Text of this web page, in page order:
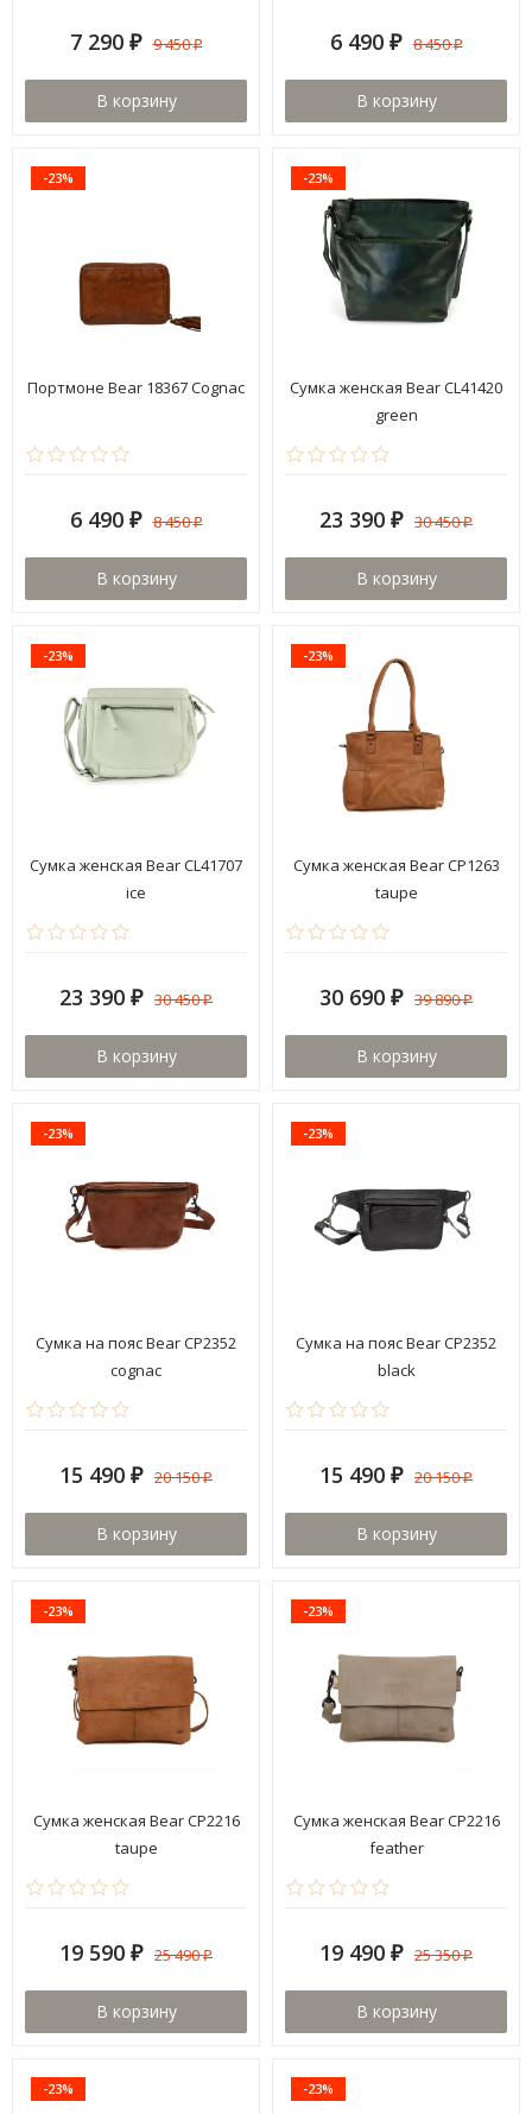
7 290 ₽ 9 450₽
В корзину
6 490 ₽ 8 450₽
В корзину
-23%
Портмоне Bear 18367 Cognac
6 490 ₽ 8 450₽
В корзину
-23%
Сумка женская Bear CL41420
green
23 390 ₽ 30 450₽
В корзину
-23%
Сумка женская Bear CL41707
ice
23 390 ₽ 30 450₽
В корзину
-23%
Сумка женская Bear CP1263
taupe
30 690 ₽ 39 890₽
В корзину
-23%
Сумка на пояс Bear CP2352
cognac
15 490 ₽ 20 150₽
В корзину
-23%
Сумка на пояс Bear CP2352
black
15 490 ₽ 20 150₽
В корзину
-23%
Сумка женская Bear CP2216
taupe
19 590 ₽ 25 490₽
В корзину
-23%
Сумка женская Bear CP2216
feather
19 490 ₽ 25 350₽
В корзину
-23% -23%